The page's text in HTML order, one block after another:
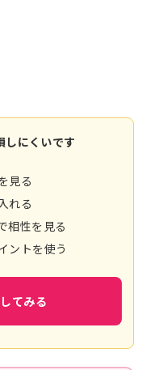
しにくいです
見る
れる
相性を見る
ントを使う
てみる